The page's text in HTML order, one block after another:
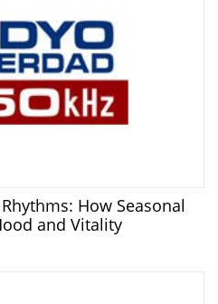
How Seasonal
and Vitality